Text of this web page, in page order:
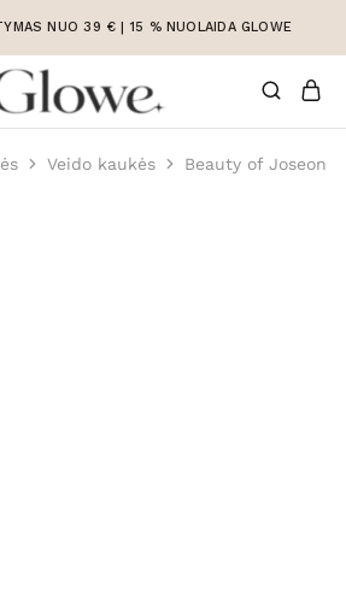
NUO 39 € | 15 % NUOLAIDA GLOWE
Veido kaukės Beauty of Joseon